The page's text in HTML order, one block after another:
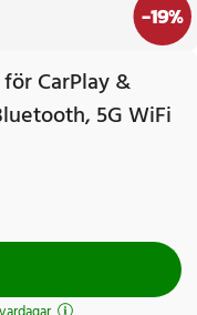
-19%
CarPlay &
5G WiFi